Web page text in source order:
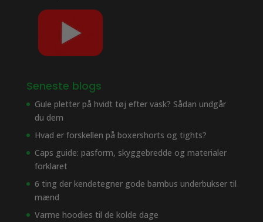
Seneste blogs
Gule pletter på hvidt tøj efter vask? Sådan undgår
du dem
Hvad er forskellen på boxershorts og tights?
Caps guide: pasform, skyggebredde og materialer
forklaret
6 ting der kendetegner gode bambus underbukser til
mænd
Varme hoodies til de kolde dage